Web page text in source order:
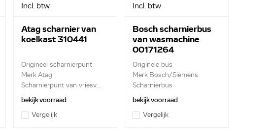
Incl. btw
Atag scharnier van
koelkast 310441
Origineel scharnierpunt
Merk Atag
Scharnierpunt van vriesv...
bekijk voorraad
Vergelijk
Incl. btw
Bosch scharnierbus
van wasmachine
00171264
Originele bus
Merk Bosch/Siemens
Scharnierbus
bekijk voorraad
Vergelijk